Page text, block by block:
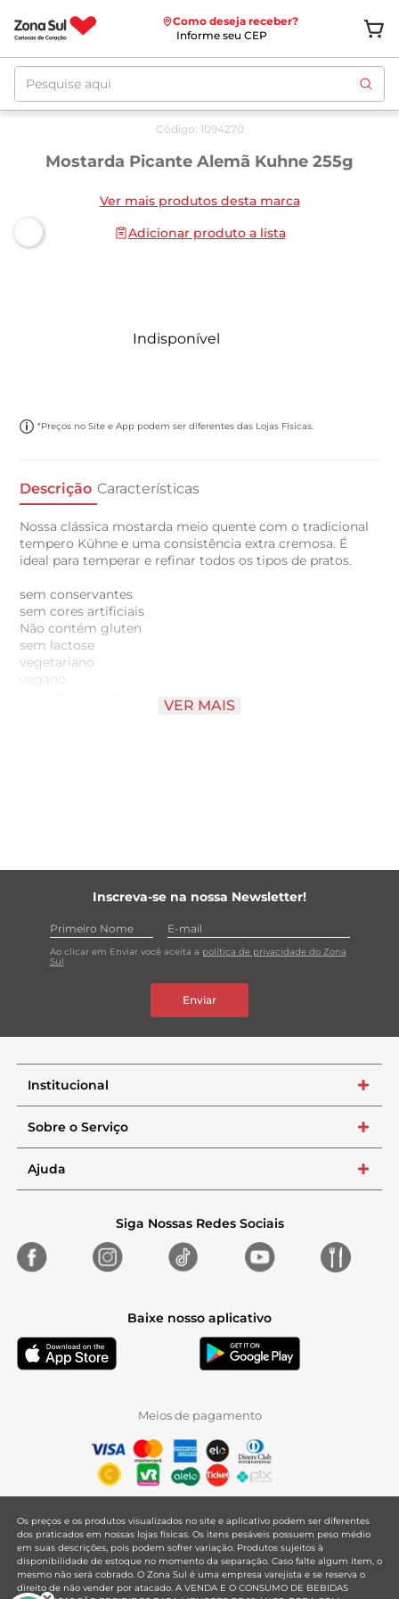
Como deseja receber?
Informe seu CEP
Pesquise aqui
Código: 1094270
Mostarda Picante Alemã Kuhne 255g
Ver mais produtos desta marca
Adicionar produto a lista
Indisponível
*Preços no Site e App podem ser diferentes das Lojas Físicas.
Descrição Características
Nossa clássica mostarda meio quente com o tradicional
tempero Kühne e uma consistência extra cremosa. É
ideal para temperar e refinar todos os tipos de pratos.
sem conservantes
sem cores artificiais
Não contém gluten
sem lactose
vegetariano
vegano
sem intensificadores de sabor
VER MAIS
Inscreva-se na nossa Newsletter!
Ao clicar em Enviar você aceita a política de privacidade do Zona
Sul
Enviar
Institucional +
Sobre o Serviço +
Ajuda +
Siga Nossas Redes Sociais
Baixe nosso aplicativo
Meios de pagamento
Os preços e os produtos visualizados no site e aplicativo podem ser diferentes
dos praticados em nossas lojas físicas. Os itens pesáveis possuem peso médio
em suas descrições, pois podem sofrer variação. Produtos sujeitos à
disponibilidade de estoque no momento da separação. Caso falte algum item, o
mesmo não será cobrado. O Zona Sul é uma empresa varejista e se reserva o
direito de não vender por atacado. A VENDA E O CONSUMO DE BEBIDAS